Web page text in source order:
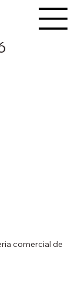
comercial de